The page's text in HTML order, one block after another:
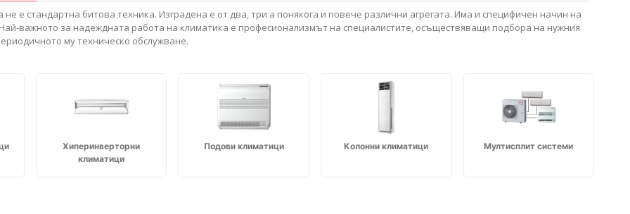
не е стандартна битова техника. Изградена е от два, три а понякога и повече различни агрегата. Има и специфичен начин на
важното за надеждната работа на климатика е професионализмът на специалистите, осъществяващи подбора на нужния
му техническо обслужване.
Хиперинверторни
климатици
Подови климатици Колонни климатици Мултисплит системи